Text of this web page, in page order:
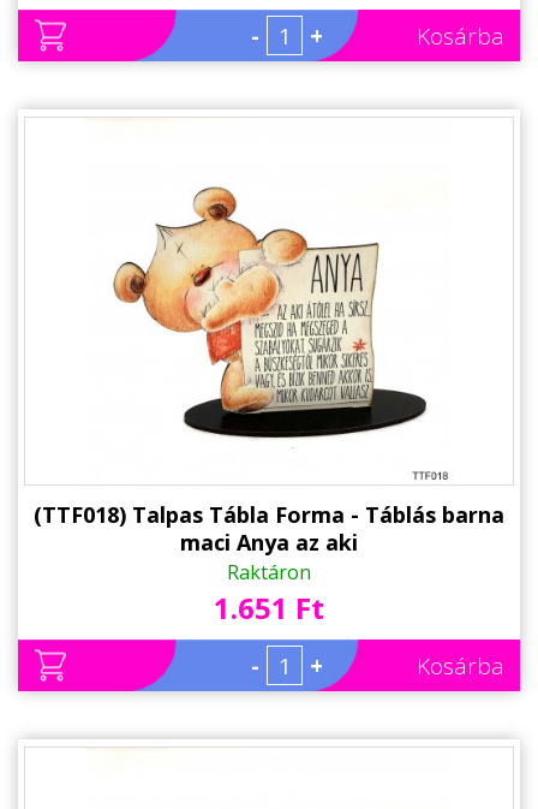
- + Kosárba
(TTF018) Talpas Tábla Forma - Táblás barna
maci Anya az aki
Raktáron
1.651 Ft
- + Kosárba